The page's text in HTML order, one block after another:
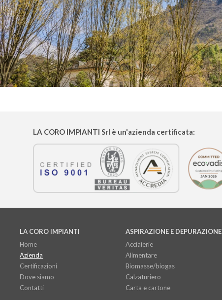
LA CORO IMPIANTI Srl è un'azienda certificata:
LA CORO IMPIANTI
Home
Azienda
Certificazioni
Dove siamo
Contatti
ASPIRAZIONE E DEPURAZIONE
Acciaierie
Alimentare
Biomasse/biogas
Calzaturiero
Carta e cartone